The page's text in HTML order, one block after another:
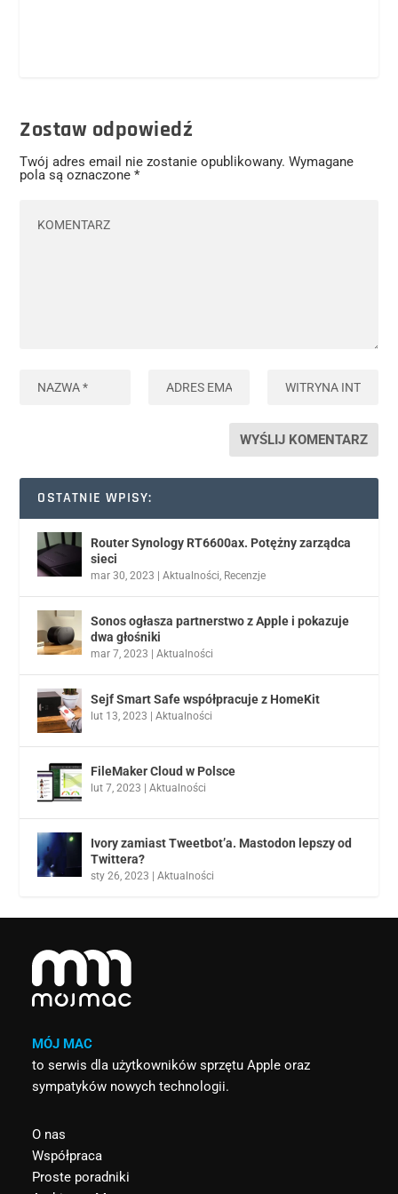
Zostaw odpowiedź
Twój adres email nie zostanie opublikowany. Wymagane
pola są oznaczone*
OSTATNIE WPISY:
Router Synology RT6600ax. Potężny zarządca
sieci
mar 30, 2023 |Aktualności, Recenzje
Sonos ogłasza partnerstwo z Apple i pokazuje
dwa głośniki
mar 7, 2023 |Aktualności
Sejf Smart Safe współpracuje z HomeKit
lut 13, 2023 |Aktualności
FileMaker Cloud w Polsce
lut 7, 2023 |Aktualności
Ivory zamiast Tweetbot’a. Mastodon lepszy od
Twittera?
sty 26, 2023 |Aktualności
MÓJ MAC
to serwis dla użytkowników sprzętu Apple oraz
sympatyków nowych technologii.
O nas
Współpraca
Proste poradniki